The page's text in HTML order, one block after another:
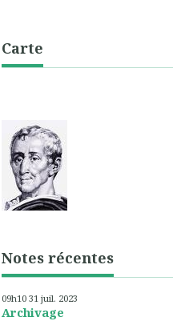
Carte
Notes récentes
09h10 31 juil. 2023
Archivage